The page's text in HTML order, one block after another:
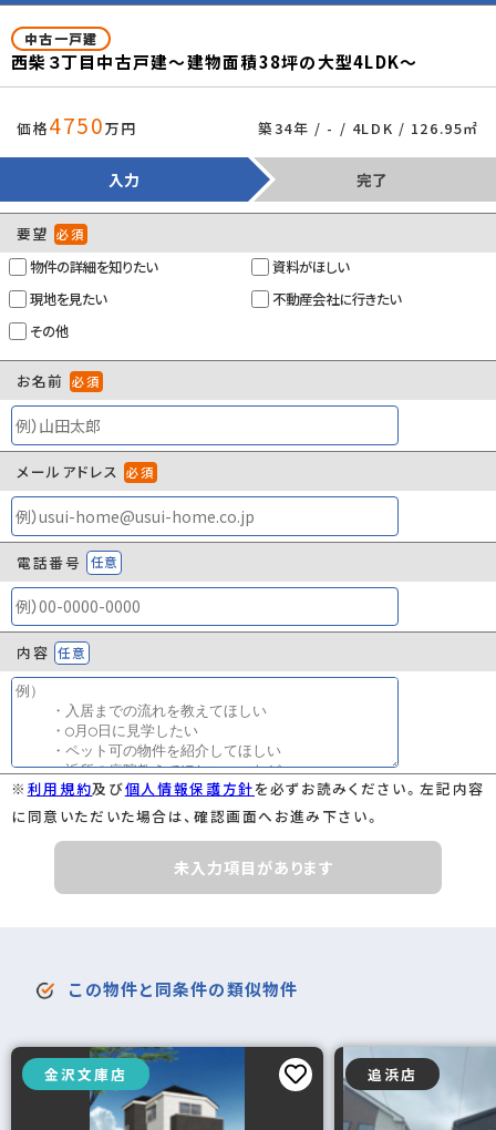
×
の制限
取引態様
専任媒介
バルコニー/出窓/都市ガス/公営水道/公共下
水/システムキッチン/バス・トイレ別/トイレ２ヶ
建築確認番号
管理コード
情報更新日
取引条件の有効
期限
中古一戸建
西柴３丁目中古戸建～建物面積38坪の大型4LDK～
価格4750万円 築34年 / - / 4LDK / 126.95㎡
入力 完了
要望 必須
物件の詳細を知りたい
資料がほしい
現地を見たい
不動産会社に行きたい
その他
お名前 必須
メールアドレス 必須
電話番号 任意
内容 任意
※ 利用規約及び個人情報保護方針を必ずお読みください。左記内容
に同意いただいた場合は、確認画面へお進み下さい。
未入力項目があります
この物件と同条件の類似物件
金沢文庫店 追浜店